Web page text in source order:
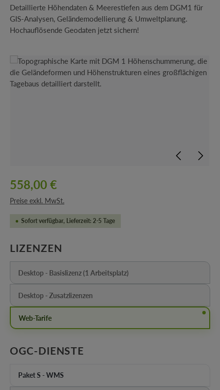
Detaillierte Höhendaten & Meerestiefen aus dem DGM1 für
GIS-Analysen, Geländemodellierung & Umweltplanung.
Hochauflösende Geodaten jetzt sichern!
Bildergalerie überspringen
558,00 €
Preise exkl. MwSt.
Sofort verfügbar, Lieferzeit: 2-5 Tage
LIZENZEN
Desktop - Basislizenz (1 Arbeitsplatz)
(Diese Option ist zurzeit nicht verfügbar.)
Desktop - Zusatzlizenzen
(Diese Option ist zurzeit nicht verfügbar.)
Web-Tarife
OGC-DIENSTE
Paket S - WMS